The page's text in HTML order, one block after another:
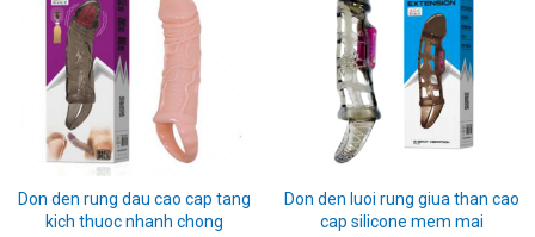
Don den rung dau cao cap tang
kich thuoc nhanh chong
Don den luoi rung giua than cao
cap silicone mem mai